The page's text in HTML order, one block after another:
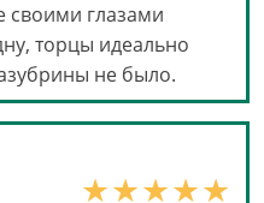
своими глазами
торцы идеально
не было.